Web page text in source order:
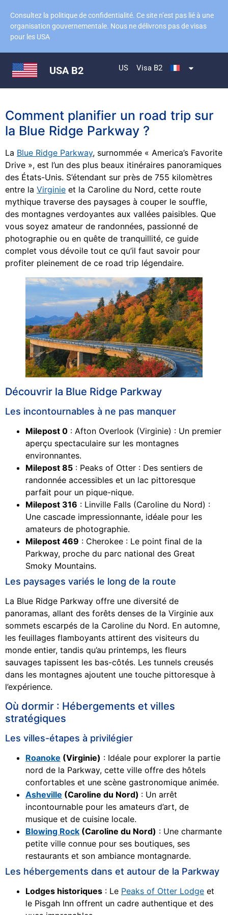
Consultez la politique de confidentialité. Ce site n’est pas lié à une
organisation gouvernementale. Nous ne délivrons pas de visas
pour les USA
USA B2 US Visa B2
Comment planifier un road trip sur
la Blue Ridge Parkway ?
La Blue Ridge Parkway, surnommée « America’s Favorite
Drive », est l’un des plus beaux itinéraires panoramiques
des États-Unis. S’étendant sur près de 755 kilomètres
entre la Virginie et la Caroline du Nord, cette route
mythique traverse des paysages à couper le souffle,
des montagnes verdoyantes aux vallées paisibles. Que
vous soyez amateur de randonnées, passionné de
photographie ou en quête de tranquillité, ce guide
complet vous dévoile tout ce qu’il faut savoir pour
profiter pleinement de ce road trip légendaire.
Découvrir la Blue Ridge Parkway
Les incontournables à ne pas manquer
Milepost 0 : Afton Overlook (Virginie) : Un premier
aperçu spectaculaire sur les montagnes
environnantes.
Milepost 85 : Peaks of Otter : Des sentiers de
randonnée accessibles et un lac pittoresque
parfait pour un pique-nique.
Milepost 316 : Linville Falls (Caroline du Nord) :
Une cascade impressionnante, idéale pour les
amateurs de photographie.
Milepost 469 : Cherokee : Le point final de la
Parkway, proche du parc national des Great
Smoky Mountains.
Les paysages variés le long de la route
La Blue Ridge Parkway offre une diversité de
panoramas, allant des forêts denses de la Virginie aux
sommets escarpés de la Caroline du Nord. En automne,
les feuillages flamboyants attirent des visiteurs du
monde entier, tandis qu’au printemps, les fleurs
sauvages tapissent les bas-côtés. Les tunnels creusés
dans les montagnes ajoutent une touche pittoresque à
l’expérience.
Où dormir : Hébergements et villes
stratégiques
Les villes-étapes à privilégier
Roanoke (Virginie) : Idéale pour explorer la partie
nord de la Parkway, cette ville offre des hôtels
confortables et une scène gastronomique animée.
Asheville (Caroline du Nord) : Un arrêt
incontournable pour les amateurs d’art, de
musique et de cuisine locale.
Blowing Rock (Caroline du Nord) : Une charmante
petite ville connue pour ses boutiques, ses
restaurants et son ambiance montagnarde.
Les hébergements dans et autour de la Parkway
Lodges historiques : Le Peaks of Otter Lodge et
le Pisgah Inn offrent un cadre authentique et des